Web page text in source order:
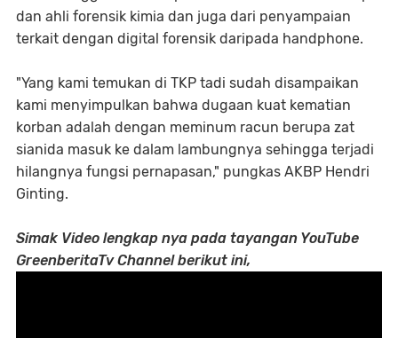
dan ahli forensik kimia dan juga dari penyampaian
terkait dengan digital forensik daripada handphone.
"Yang kami temukan di TKP tadi sudah disampaikan
kami menyimpulkan bahwa dugaan kuat kematian
korban adalah dengan meminum racun berupa zat
sianida masuk ke dalam lambungnya sehingga terjadi
hilangnya fungsi pernapasan," pungkas AKBP Hendri
Ginting.
Simak Video lengkap nya pada tayangan YouTube
GreenberitaTv Channel berikut ini,